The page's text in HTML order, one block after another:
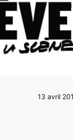
13 avril